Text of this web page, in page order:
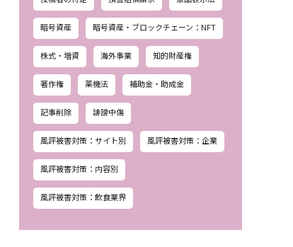
暗号資産 暗号資産・ブロックチェーン：NFT
株式・増資 海外事業 知的財産権
著作権 薬機法 補助金・助成金
記事削除 誹謗中傷
風評被害対策：サイト別 風評被害対策：企業
風評被害対策：内容別
風評被害対策：飲食業界